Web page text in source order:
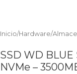
Inicio/Hardware/
SSD WD BLUE
NVMe –